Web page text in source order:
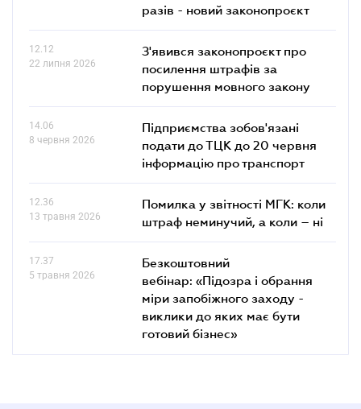
разів - новий законопроєкт
12.12
22 липня 2026
З'явився законопроєкт про
посилення штрафів за
порушення мовного закону
14.06
8 червня 2026
Підприємства зобов'язані
подати до ТЦК до 20 червня
інформацію про транспорт
12.36
13 травня 2026
Помилка у звітності МГК: коли
штраф неминучий, а коли – ні
17.37
5 травня 2026
Безкоштовний
вебінар: «Підозра і обрання
міри запобіжного заходу -
виклики до яких має бути
готовий бізнес»